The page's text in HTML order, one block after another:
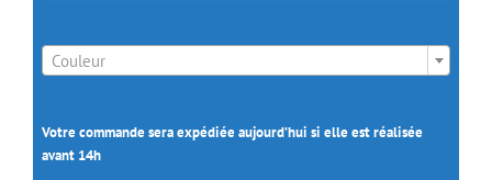
Couleur
Votre commande sera expédiée aujourd’hui si elle est réalisée
avant 14h